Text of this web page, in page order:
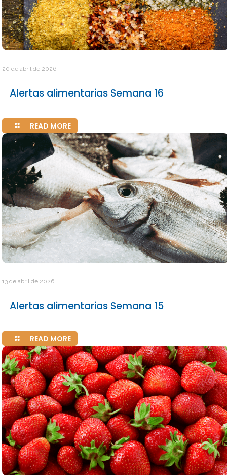
20 de abril de 2026
Alertas alimentarias Semana 16
READ MORE
13 de abril de 2026
Alertas alimentarias Semana 15
READ MORE